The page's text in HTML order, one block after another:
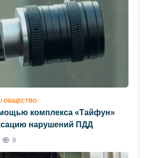
/ ОБЩЕСТВО
комплекса «Тайфун»
нарушений ПДД
9